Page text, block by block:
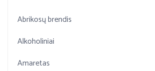
Abrikosų brendis
Alkoholiniai
Amaretas